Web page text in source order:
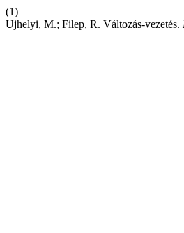
(1)
Ujhelyi, M.; Filep, R. Változás-vezetés.